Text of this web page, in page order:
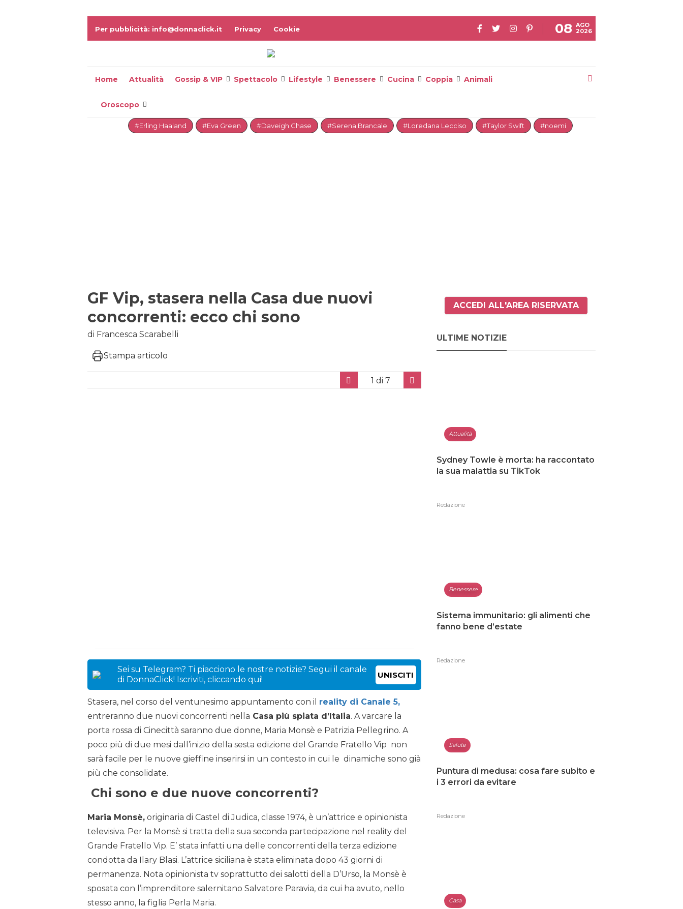
Per pubblicità: info@donnaclick.it Privacy Cookie 08 AGO
2026
Home Attualità Gossip & VIP Spettacolo Lifestyle Benessere Cucina Coppia Animali
Oroscopo
#Erling Haaland #Eva Green #Daveigh Chase #Serena Brancale #Loredana Lecciso #Taylor Swift #noemi
GF Vip, stasera nella Casa due nuovi
concorrenti: ecco chi sono
di Francesca Scarabelli
Stampa articolo
1 di 7
Sei su Telegram? Ti piacciono le nostre notizie? Segui il canale
di DonnaClick! Iscriviti, cliccando qui!
UNISCITI
Stasera, nel corso del ventunesimo appuntamento con il reality di Canale 5,
entreranno due nuovi concorrenti nella Casa più spiata d’Italia. A varcare la
porta rossa di Cinecittà saranno due donne, Maria Monsè e Patrizia Pellegrino. A
poco più di due mesi dall’inizio della sesta edizione del Grande Fratello Vip non
sarà facile per le nuove gieffine inserirsi in un contesto in cui le dinamiche sono già
più che consolidate.
Chi sono e due nuove concorrenti?
Maria Monsè, originaria di Castel di Judica, classe 1974, è un’attrice e opinionista
televisiva. Per la Monsè si tratta della sua seconda partecipazione nel reality del
Grande Fratello Vip. E’ stata infatti una delle concorrenti della terza edizione
condotta da Ilary Blasi. L’attrice siciliana è stata eliminata dopo 43 giorni di
permanenza. Nota opinionista tv soprattutto dei salotti della D’Urso, la Monsè è
sposata con l’imprenditore salernitano Salvatore Paravia, da cui ha avuto, nello
stesso anno, la figlia Perla Maria.
ACCEDI ALL'AREA RISERVATA
ULTIME NOTIZIE
Attualità
Sydney Towle è morta: ha raccontato
la sua malattia su TikTok
Redazione
Benessere
Sistema immunitario: gli alimenti che
fanno bene d’estate
Redazione
Salute
Puntura di medusa: cosa fare subito e
i 3 errori da evitare
Redazione
Casa